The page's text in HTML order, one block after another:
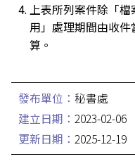
上表所列案件除「
用」處理期間由收
算。
發布單位：秘書處
建立日期：2023-02-06
更新日期：2025-12-19